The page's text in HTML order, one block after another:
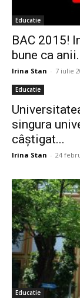
Educatie
BAC 2015!
bune ca
Irina Stan - 7 iulie
Educatie
singura
câștigat...
Irina Stan - 24
Educatie